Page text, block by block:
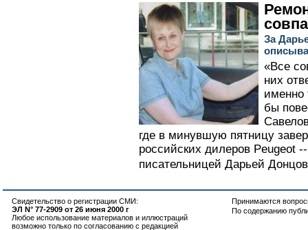
За
«Все
них
именно
бы
где в минувшую пятницу
российских дилеров Peugeot
писательницей Дарьей
Свидетельство о регистрации СМИ:
ЭЛ N° 77-2909 от 26 июня 2000 г
Любое использование материалов и иллюстраций
возможно только по согласованию с редакцией
Принимаются
По содержанию